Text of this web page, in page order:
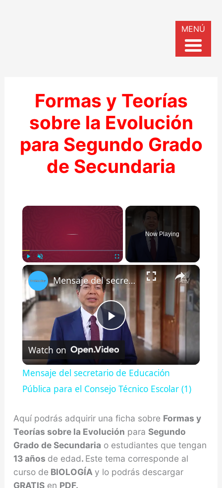
Formas y Teorías
sobre la Evolución
para Segundo Grado
de Secundaria
×
Unmute
Now Playing
×
Play
Video
Mensaje del secretario de Educación Pública para el Consejo Técnico Escolar (1)
Watch on
Mensaje del secretario de Educación
Pública para el Consejo Técnico Escolar (1)
Aquí podrás adquirir una ficha sobre Formas y
Teorías sobre la Evolución para Segundo
Grado de Secundaria o estudiantes que tengan
13 años de edad. Este tema corresponde al
curso de BIOLOGÍA y lo podrás descargar
GRATISen PDF.
MENÚ